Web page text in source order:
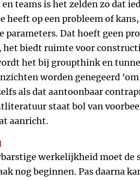
teams is het zelden zo dat
heeft op een probleem of
parameters. Dat hoeft geen
het biedt ruimte voor
het bij groupthink en
worden genegeerd
als dat aantoonbaar
staat bol van
aanricht.
werkelijkheid moet de
nog beginnen. Pas daarna